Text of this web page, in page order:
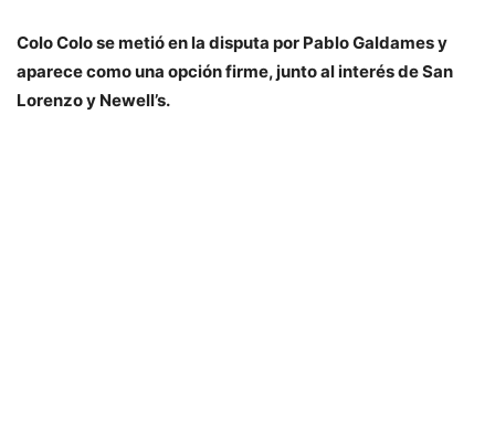
Colo Colo se metió en la disputa por Pablo Galdames y
aparece como una opción firme, junto al interés de San
Lorenzo y Newell’s.